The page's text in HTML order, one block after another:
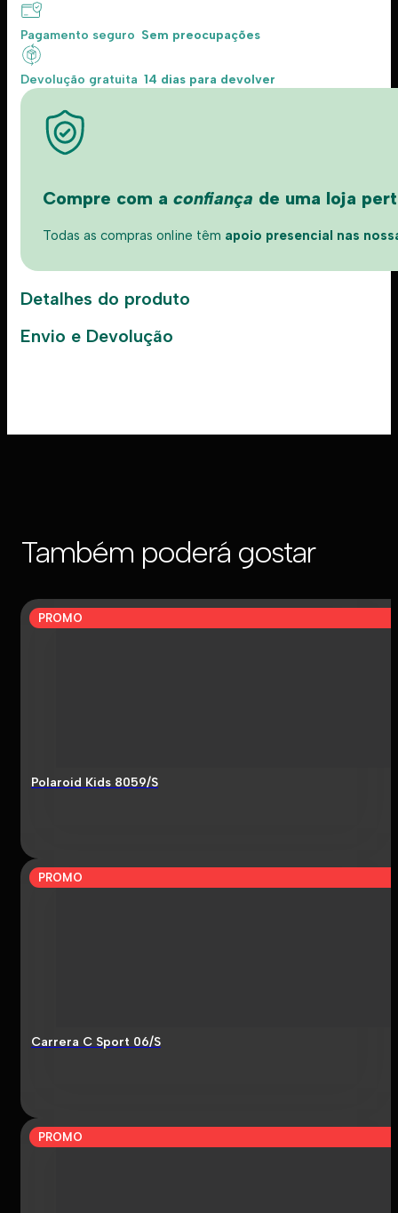
Pagamento seguro Sem preocupações
Devolução gratuita 14 dias para devolver
Compre com a confiança de uma loja
Todas as compras online têm apoio presencial nas
Detalhes do produto
Envio e Devolução
Também poderá gostar
PROMO
Polaroid Kids 8059/S
PROMO
Carrera C Sport 06/S
PROMO